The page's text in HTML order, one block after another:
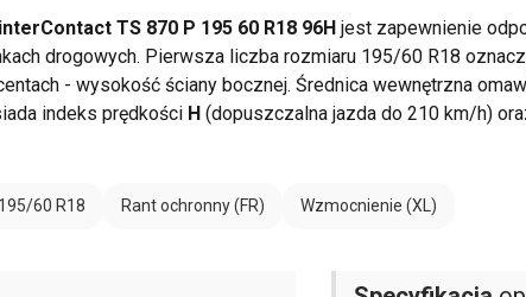
TS 870 P 195 60 R18 96H jest zapewnienie
drogowych. Pierwsza liczba rozmiaru 195/60 R18
- wysokość ściany bocznej. Średnica wewnętrzna
indeks prędkości H (dopuszczalna jazda do 210 km/h)
195/60 R18 Rant ochronny (FR) Wzmocnienie (XL)